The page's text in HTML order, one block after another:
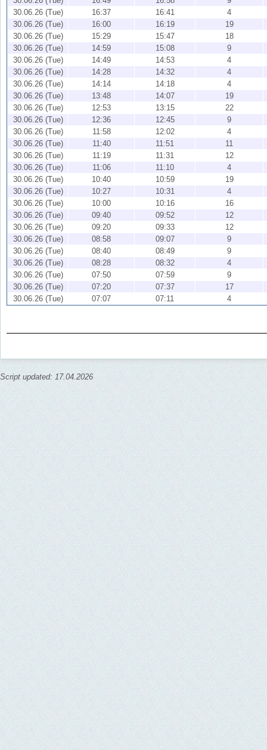
30.06.26 (Tue)
16:37 16:41
4
30.06.26 (Tue)
16:00 16:19
19
30.06.26 (Tue)
15:29 15:47
18
30.06.26 (Tue)
14:59 15:08
9
30.06.26 (Tue)
14:49 14:53
4
30.06.26 (Tue)
14:28 14:32
4
30.06.26 (Tue)
14:14 14:18
4
30.06.26 (Tue)
13:48 14:07
19
30.06.26 (Tue)
12:53 13:15
22
30.06.26 (Tue)
12:36 12:45
9
30.06.26 (Tue)
11:58 12:02
4
30.06.26 (Tue)
11:40 11:51
11
30.06.26 (Tue)
11:19 11:31
12
30.06.26 (Tue)
11:06 11:10
4
30.06.26 (Tue)
10:40 10:59
19
30.06.26 (Tue)
10:27 10:31
4
30.06.26 (Tue)
10:00 10:16
16
30.06.26 (Tue)
09:40 09:52
12
30.06.26 (Tue)
09:20 09:33
12
30.06.26 (Tue)
08:58 09:07
9
30.06.26 (Tue)
08:40 08:49
9
30.06.26 (Tue)
08:28 08:32
4
30.06.26 (Tue)
07:50 07:59
9
30.06.26 (Tue)
07:20 07:37
17
30.06.26 (Tue)
07:07 07:11 4
Script updated: 17.04.2026